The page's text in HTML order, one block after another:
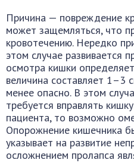
Причина — повреждение
может защемляться, что
кровотечению. Нередко
этом случае развивается
осмотра кишки
величина составляет 1–3
менее опасно. В этом
требуется вправлять
пациента, то возможно
Опорожнение кишечника
указывает на развитие
осложнением пролапса